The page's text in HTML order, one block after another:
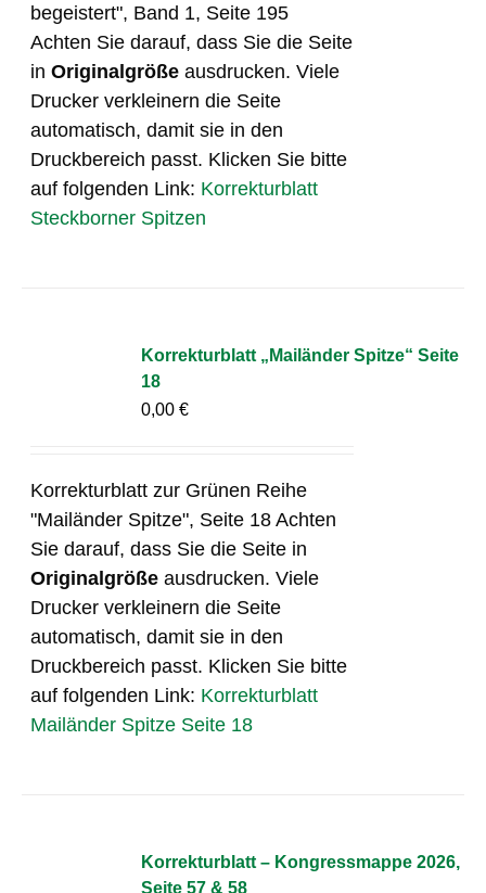
begeistert", Band 1, Seite 195
Achten Sie darauf, dass Sie die Seite
inOriginalgröße ausdrucken. Viele
Drucker verkleinern die Seite
automatisch, damit sie in den
Druckbereich passt. Klicken Sie bitte
auf folgenden Link: Korrekturblatt
Steckborner Spitzen
Korrekturblatt „Mailänder Spitze“ Seite
18
0,00€
Korrekturblatt zur Grünen Reihe
"Mailänder Spitze", Seite 18 Achten
Sie darauf, dass Sie die Seite in
Originalgröße ausdrucken. Viele
Drucker verkleinern die Seite
automatisch, damit sie in den
Druckbereich passt. Klicken Sie bitte
auf folgenden Link: Korrekturblatt
Mailänder Spitze Seite 18
Korrekturblatt – Kongressmappe 2026,
Seite 57 & 58